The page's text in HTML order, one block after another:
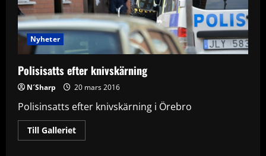
Nyheter
Polisisatts efter knivskärning
N´Sharp 20 mars 2016
Polisinsatts efter knivskärning i Örebro
Till GallerietRead
more